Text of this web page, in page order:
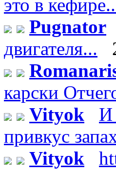
это в
Pugnator
двигателя...
карски
Vityok
И
привкус
Vityok